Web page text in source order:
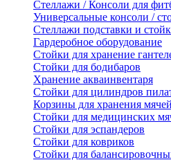
Стеллажи / Консоли для
Универсальные консоли /
Стеллажи подставки и
Гардеробное оборудование
Стойки для хранение
Стойки для бодибаров
Хранение акваинвентаря
Стойки для цилиндров
Корзины для хранения мячей
Стойки для медицинских
Стойки для эспандеров
Стойки для ковриков
Стойки для